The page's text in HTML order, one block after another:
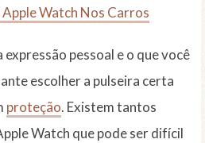
Apple Watch Nos Carros
pessoal e o que você
escolher a pulseira certa
proteção. Existem tantos
Watch que pode ser difícil